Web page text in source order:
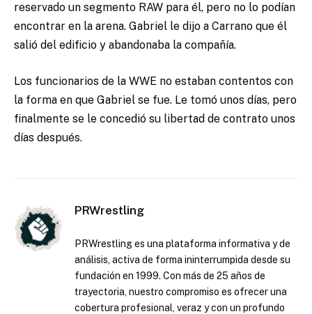
reservado un segmento RAW para él, pero no lo podían
encontrar en la arena. Gabriel le dijo a Carrano que él
salió del edificio y abandonaba la compañía.
Los funcionarios de la WWE no estaban contentos con
la forma en que Gabriel se fue. Le tomó unos días, pero
finalmente se le concedió su libertad de contrato unos
días después.
PRWrestling
PRWrestling es una plataforma informativa y de
análisis, activa de forma ininterrumpida desde su
fundación en 1999. Con más de 25 años de
trayectoria, nuestro compromiso es ofrecer una
cobertura profesional, veraz y con un profundo